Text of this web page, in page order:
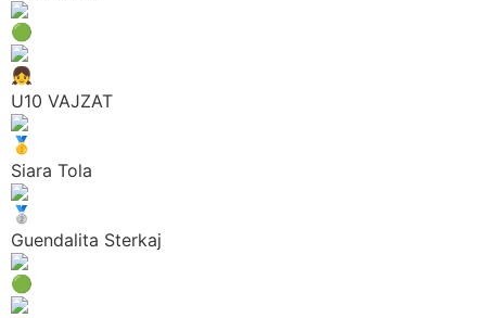
U10 VAJZAT
Siara Tola
Guendalita Sterkaj